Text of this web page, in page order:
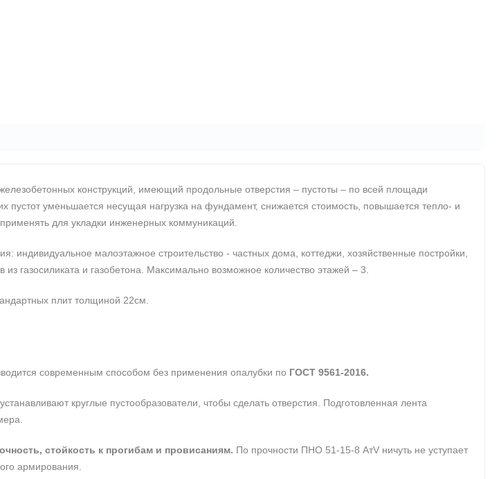
конструкций, имеющий продольные отверстия – пустоты – по всей площади
пустот уменьшается несущая нагрузка на фундамент, снижается стоимость, повышается тепло- и
для укладки инженерных коммуникаций.
индивидуальное малоэтажное строительство - частных дома, коттеджи, хозяйственные постройки,
газосиликата и газобетона. Максимально возможное количество этажей – 3.
плит толщиной 22см.
современным способом без применения опалубки по ГОСТ 9561-2016.
круглые пустообразователи, чтобы сделать отверстия. Подготовленная лента
стойкость к прогибам и провисаниям. По прочности ПНО 51-15-8 АтV ничуть не уступает
армирования.